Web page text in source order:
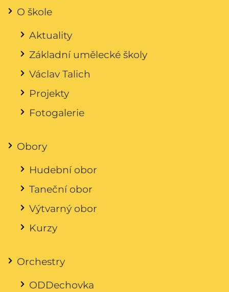
O škole
Aktuality
Základní umělecké školy
Václav Talich
Projekty
Fotogalerie
Obory
Hudební obor
Taneční obor
Výtvarný obor
Kurzy
Orchestry
ODDechovka